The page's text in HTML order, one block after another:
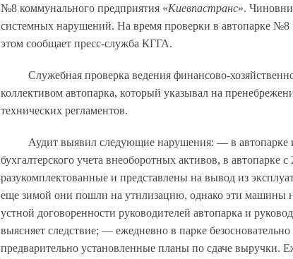
№8 коммунального предприятия «Киевпастранс».
системных нарушений. На время проверки в автопарке №8
этом сообщает пресс-служба КГГА.
Служебная проверка ведения финансово-
коллективом автопарка, который указывал на
технических регламентов.
Аудит выявил следующие нарушения: — в автопарке
бухгалтерского учета внеоборотных активов, в
разукомплектованные и представлены на вывод из
еще зимой они пошли на утилизацию, однако эти машины
устной договоренности руководителей автопарка и
выясняет следствие; — ежедневно в парке безосновательно
предварительно установленные планы по сдаче выручки.